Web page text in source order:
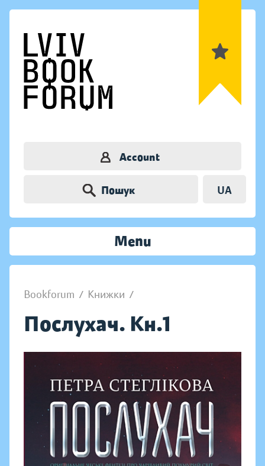
Account
Пошук UA
Menu
Bookforum / Книжки /
Послухач. Кн.1